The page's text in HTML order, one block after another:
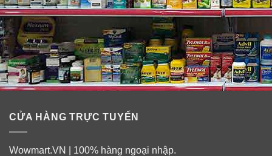
CỬA HÀNG TRỰC TUYẾN
Wowmart.VN | 100% hàng ngoại nhập.